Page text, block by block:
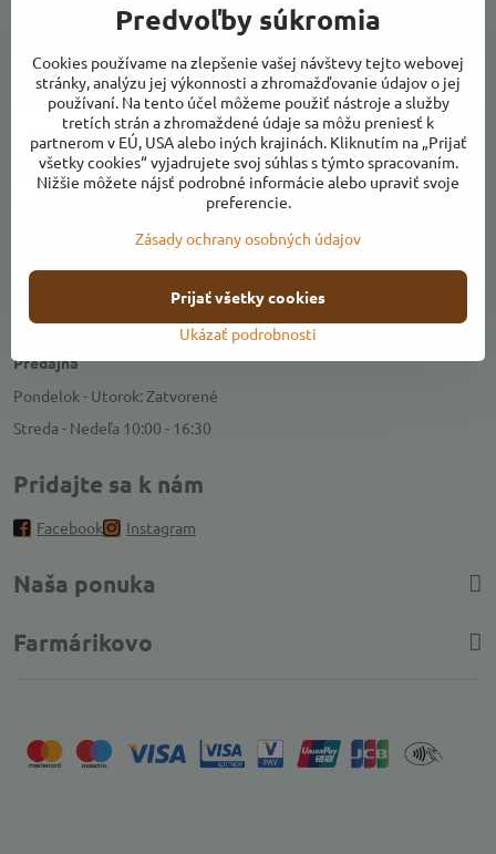
Newsletter
Odoberať naše novinky:
Odoberať
Chcem sa prihlásiť k odberu noviniek e-mailom
Kontakty
Otváracie hodiny
Predajňa
Pondelok - Utorok: Zatvorené
Streda - Nedeľa 10:00 - 16:30
Pridajte sa k nám
Facebook Instagram
Naša ponuka
Farmárikovo
Predvoľby súkromia
Cookies používame na zlepšenie vašej návštevy tejto webovej
stránky, analýzu jej výkonnosti a zhromažďovanie údajov o jej
používaní. Na tento účel môžeme použiť nástroje a služby
tretích strán a zhromaždené údaje sa môžu preniesť k
partnerom v EÚ, USA alebo iných krajinách. Kliknutím na „Prijať
všetky cookies“ vyjadrujete svoj súhlas s týmto spracovaním.
Nižšie môžete nájsť podrobné informácie alebo upraviť svoje
preferencie.
Zásady ochrany osobných údajov
Ukázať podrobnosti
Prijať všetky cookies